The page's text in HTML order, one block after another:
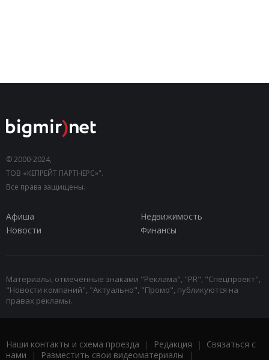
© 2000-2024,
ТОВ «КЕПРЕЙТ ПАРТНЕРС»".
Все права защищены.
Афиша
Недвижимость
Новости
Финансы
Материалы, отмеченные знаками "Реклама", "PR", "Спецпроект",
"Новости компаний", "Актуально", "Промо", публикуются на
правах рекламы.
Наши контакты и схема проезда | Редакция | Связаться с
нами | Разместить свои видеоматериалы |